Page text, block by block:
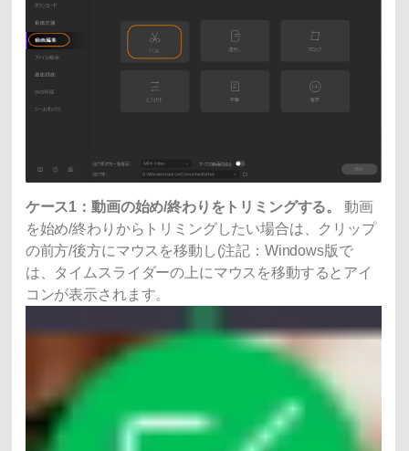
ケース1：動画の始め/終わりをトリミングする。
動画
を始め/終わりからトリミングしたい場合は、クリップ
の前方/後方にマウスを移動し(注記：Windows版で
は、タイムスライダーの上にマウスを移動するとアイ
コンが表示されます。